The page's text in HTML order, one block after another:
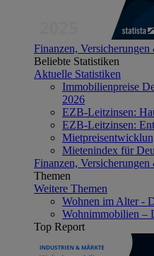
Finanzen,
Beliebte Statistiken
Aktuelle Statistiken
Immobilienpreise
2026
EZB-Leitzinsen:
EZB-Leitzinsen:
Mietenindex für
Finanzen,
Themen
Weitere Themen
Wohnen im Alter -
Wohnimmobilien –
Top Report